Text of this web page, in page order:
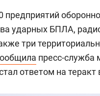
предприятий
ударных БПЛА,
три
пресс-служба
ответом на теракт
Рекомендуем
Психотерапевт
«Директорский